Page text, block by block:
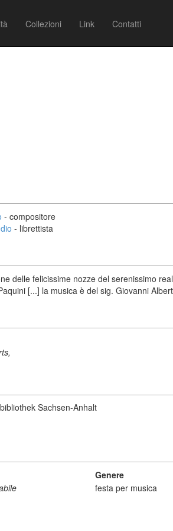
Collezioni Link Contatti
- compositore
- librettista
delle felicissime nozze del serenissimo
[...] la musica è del sig. Giovanni
Sachsen-Anhalt
Genere
festa per musica